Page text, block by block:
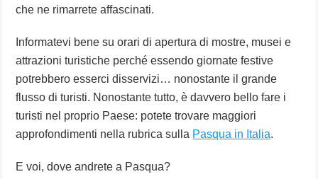
che ne rimarrete affascinati.
Informatevi bene su orari di apertura di mostre, musei e
attrazioni turistiche perché essendo giornate festive
potrebbero esserci disservizi… nonostante il grande
flusso di turisti. Nonostante tutto, è davvero bello fare i
turisti nel proprio Paese: potete trovare maggiori
approfondimenti nella rubrica sulla Pasqua in Italia.
E voi, dove andrete a Pasqua?